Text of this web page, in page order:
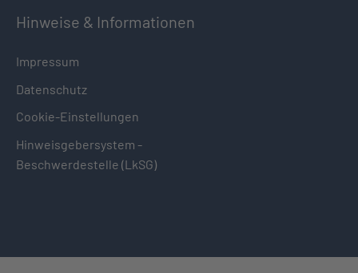
Hinweise & Informationen
Impressum
Datenschutz
Cookie-Einstellungen
Hinweisgebersystem -
Beschwerdestelle (LkSG)